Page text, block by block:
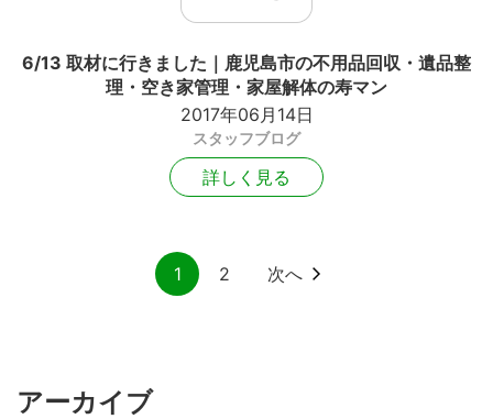
6/13 取材に行きました｜鹿児島市の不用品回収・遺品整
理・空き家管理・家屋解体の寿マン
2017年06月14日
スタッフブログ
詳しく見る
1 2 次へ
アーカイブ